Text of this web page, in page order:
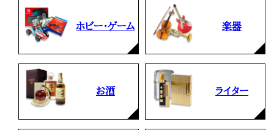
ホビー・ゲーム 楽器
お酒 ライター